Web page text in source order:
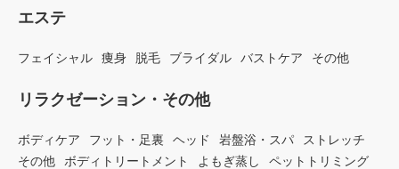
エステ
フェイシャル 痩身 脱毛 ブライダル バストケア その他
リラクゼーション・その他
ボディケア フット・足裏 ヘッド 岩盤浴・スパ
ストレッチ
その他
ボディトリートメント よもぎ蒸し ペットトリミング